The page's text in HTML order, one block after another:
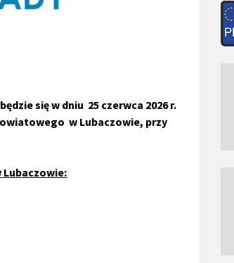
się w dniu 25 czerwca 2026 r.
w Lubaczowie, przy
Lubaczowie: